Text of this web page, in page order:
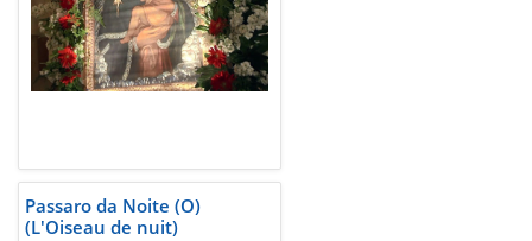
Passaro da Noite (O)
(L'Oiseau de nuit)